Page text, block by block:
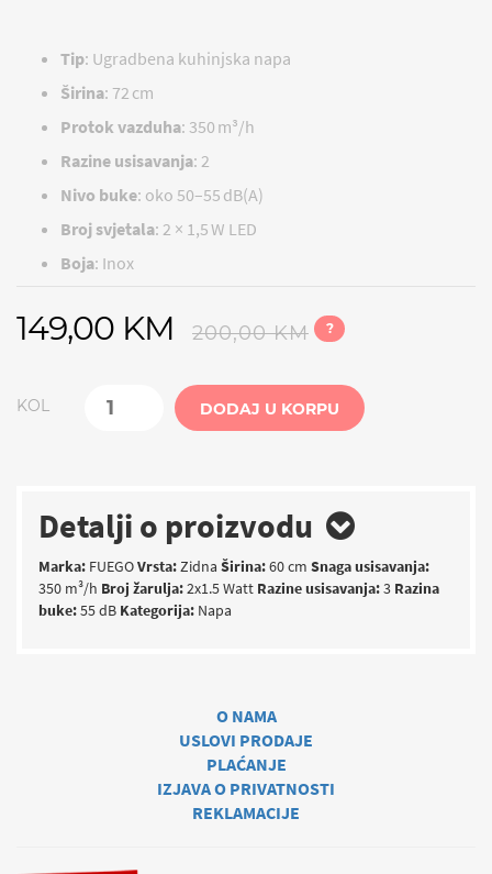
Tip: Ugradbena kuhinjska napa
Širina: 72 cm
Protok vazduha: 350 m³/h
Razine usisavanja: 2
Nivo buke: oko 50–55 dB(A)
Broj svjetala: 2 × 1,5 W LED
Boja: Inox
149,00 KM 200,00 KM ?
KOL DODAJ U KORPU
Detalji o proizvodu
Marka: FUEGOVrsta:Zidna Širina:60 cm Snaga usisavanja:
350 m³/h Broj žarulja:2x1.5 Watt Razine usisavanja:3 Razina
buke:55 dB Kategorija: Napa
O NAMA
USLOVI PRODAJE
PLAĆANJE
IZJAVA O PRIVATNOSTI
REKLAMACIJE